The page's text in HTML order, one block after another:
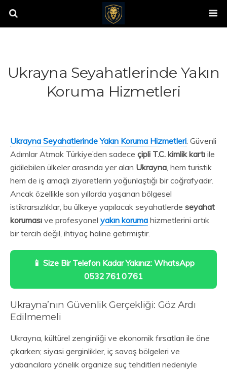
Ukrayna Seyahatlerinde Yakın
Koruma Hizmetleri
Ukrayna Seyahatlerinde Yakın Koruma Hizmetleri: Güvenli
Adımlar Atmak Türkiye’den sadece çipli T.C. kimlik kartı ile
gidilebilen ülkeler arasında yer alan Ukrayna, hem turistik
hem de iş amaçlı ziyaretlerin yoğunlaştığı bir coğrafyadır.
Ancak özellikle son yıllarda yaşanan bölgesel
istikrarsızlıklar, bu ülkeye yapılacak seyahatlerde seyahat
koruması ve profesyonel yakın koruma hizmetlerini artık
bir tercih değil, ihtiyaç haline getirmiştir.
📱 Size Bir Telefon Kadar Yakınız: WhatsApp
0532 761 0 761
Ukrayna’nın Güvenlik Gerçekliği: Göz Ardı
Edilmemeli
Ukrayna, kültürel zenginliği ve ekonomik fırsatları ile öne
çıkarken; siyasi gerginlikler, iç savaş bölgeleri ve
yabancılara yönelik organize suç tehditleri nedeniyle